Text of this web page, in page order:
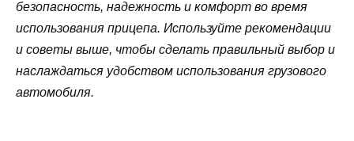
безопасность, надежность и комфорт во время
использования прицепа. Используйте рекомендации
и советы выше, чтобы сделать правильный выбор и
наслаждаться удобством использования грузового
автомобиля.